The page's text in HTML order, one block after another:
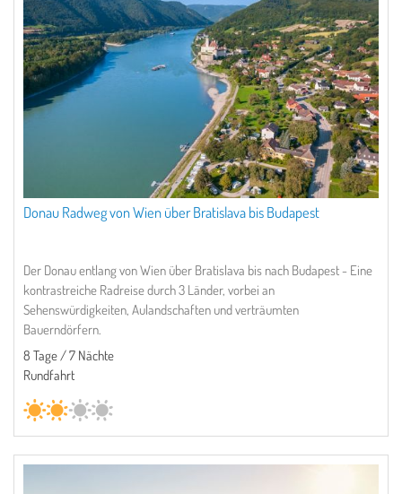
Donau Radweg von Wien über Bratislava bis Budapest
Der Donau entlang von Wien über Bratislava bis nach Budapest - Eine
kontrastreiche Radreise durch 3 Länder, vorbei an
Sehenswürdigkeiten, Aulandschaften und verträumten
Bauerndörfern.
8 Tage / 7 Nächte
Rundfahrt